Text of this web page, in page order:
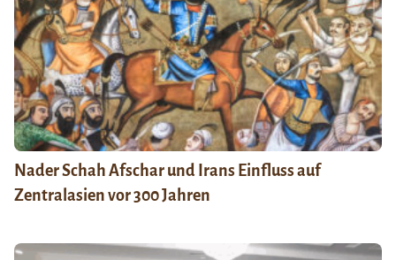
Nader Schah Afschar und Irans Einfluss auf
Zentralasien vor 300 Jahren